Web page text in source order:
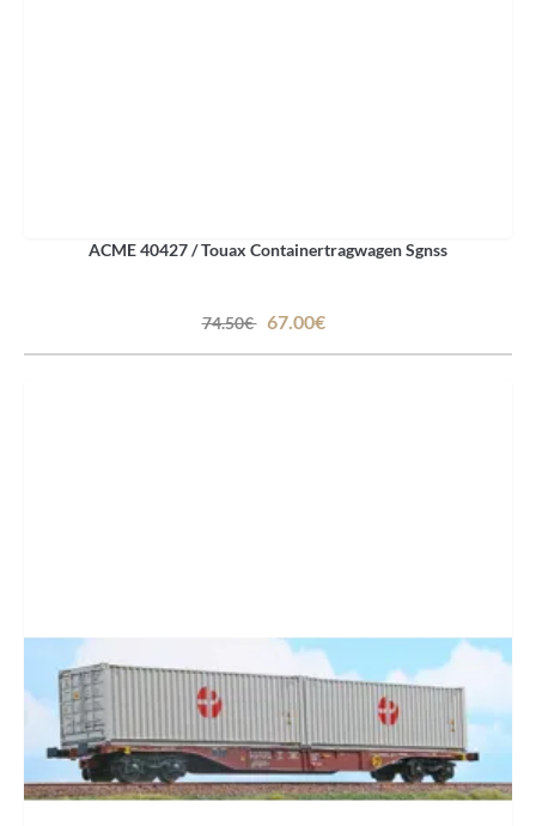
ACME 40427 / Touax Containertragwagen Sgnss
74.50€ 67.00€